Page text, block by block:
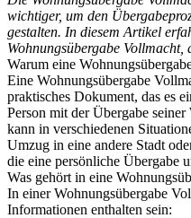
wichtiger, um den
gestalten. In diesem Artikel
Wohnungsübergabe
Warum eine
Eine Wohnungsübergabe
praktisches Dokument, das es
Person mit der Übergabe
kann in verschiedenen
Umzug in eine andere Stadt
die eine persönliche Übergabe
Was gehört in eine
In einer Wohnungsübergabe
Informationen enthalten sein: